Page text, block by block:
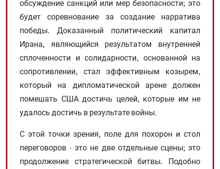
обсуждение санкций или мер безопасности; это
будет соревнование за создание нарратива
победы. Доказанный политический капитал
Ирана, являющийся результатом внутренней
сплоченности и солидарности, основанной на
сопротивлении, стал эффективным козырем,
который на дипломатической арене должен
помешать США достичь целей, которые им не
удалось достичь в результате войны.
С этой точки зрения, поле для похорон и стол
переговоров - это не две отдельные сцены; это
продолжение стратегической битвы. Подобно